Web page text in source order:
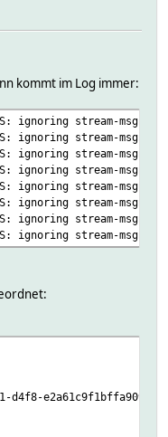
kommt im Log immer:
ignoring stream-msg
ignoring stream-msg
ignoring stream-msg
ignoring stream-msg
ignoring stream-msg
ignoring stream-msg
ignoring stream-msg
ignoring stream-msg
e2a61c9f1bffa909